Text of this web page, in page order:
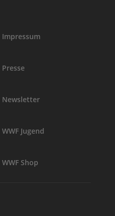
Impressum
Presse
Newsletter
WWF Jugend
WWF Shop